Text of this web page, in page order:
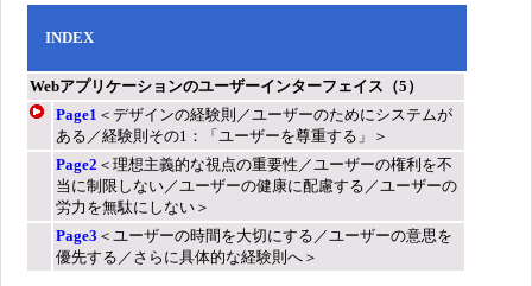
INDEX
Webアプリケーションのユーザーインターフェイス（5）
Page1 ＜デザインの経験則／ユーザーのためにシステムが
ある／経験則その1：「ユーザーを尊重する」＞
Page2 ＜理想主義的な視点の重要性／ユーザーの権利を不
当に制限しない／ユーザーの健康に配慮する／ユーザーの
労力を無駄にしない＞
Page3 ＜ユーザーの時間を大切にする／ユーザーの意思を
優先する／さらに具体的な経験則へ＞